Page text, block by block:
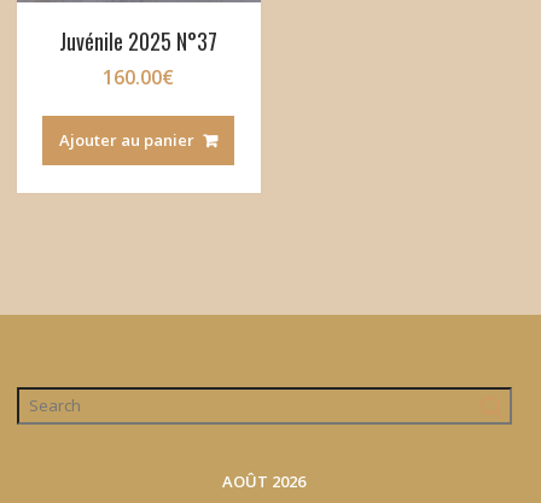
Juvénile 2025 N°37
160.00€
Ajouter au panier
AOÛT 2026